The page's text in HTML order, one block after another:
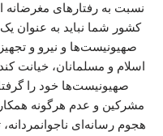
نسبت به رفتارهای مغرضانه
کشور شما نباید به عنوان
صهیونیست‌ها و نیرو و
اسلام و مسلمانان، خیانت
صهیونیست‌ها خود را
مشرکین و عدم هرگونه
هجوم رسانه‌ای